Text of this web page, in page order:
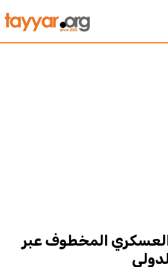
Sun, Aug 9th 29°C
المخطوف عبر